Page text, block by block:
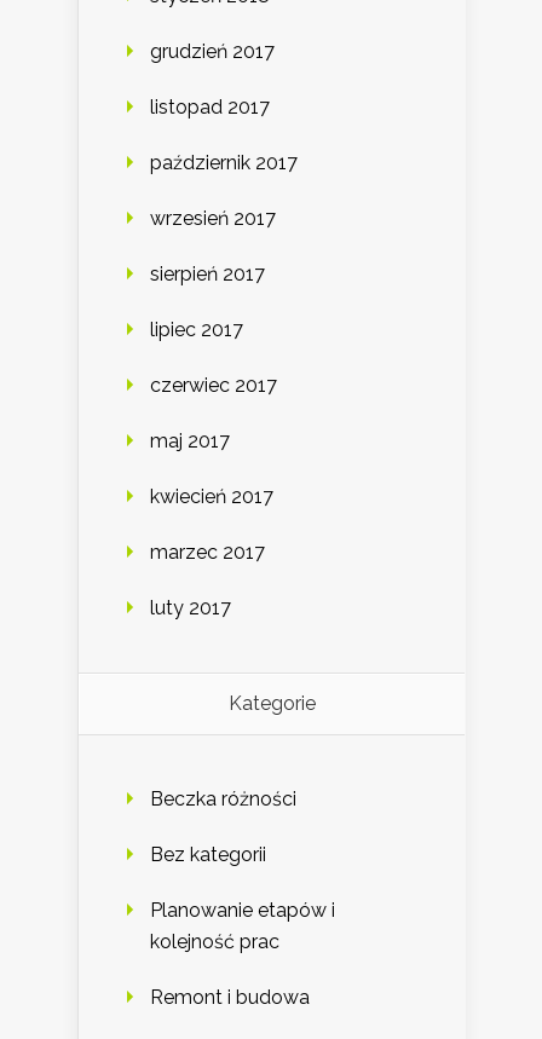
grudzień 2017
listopad 2017
październik 2017
wrzesień 2017
sierpień 2017
lipiec 2017
czerwiec 2017
maj 2017
kwiecień 2017
marzec 2017
luty 2017
Kategorie
Beczka różności
Bez kategorii
Planowanie etapów i
kolejność prac
Remont i budowa